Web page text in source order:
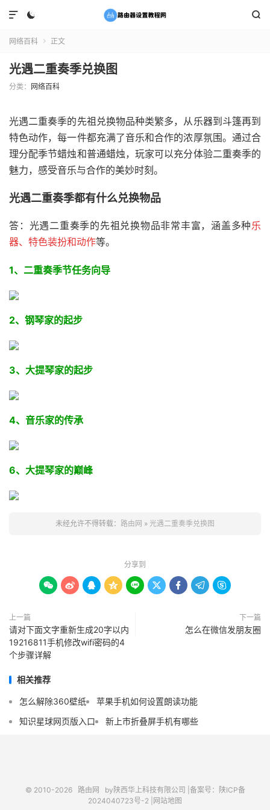
 

网络百科  正文
光遇二重奏季兑换图
分类： 网络百科
光遇二重奏季的先祖兑换物品种类繁多，从乐器到斗篷再到
特色动作，每一件都充满了音乐和合作的浓厚氛围。通过合
理分配季节蜡烛和普通蜡烛，玩家可以充分体验二重奏季的
魅力，感受音乐与合作的美妙时刻。
光遇二重奏季都有什么兑换物品
答：光遇二重奏季的先祖兑换物品非常丰富，涵盖多种乐
器、特色装扮和动作等。
1、二重奏季节任务向导
2、钢琴家的起步
3、 大提琴家的起步
4、音乐家的传承
6、 大提琴家的巅峰
未经允许不得转载： 路由网 » 光遇二重奏季兑换图
分享到
        
上一篇
请对下面文字重新生成20字以内
19216811手机修改wifi密码的4
个步骤详解
下一篇
怎么在微信发朋友圈
相关推荐
怎么解除360壁纸
苹果手机如何设置朗读功能
知识星球网页版入口
新上市折叠屏手机有哪些
© 2010-2026 路由网 by陕西华上科技有限公司 | 备案号：陕ICP备
2024040723号-2 | 网站地图